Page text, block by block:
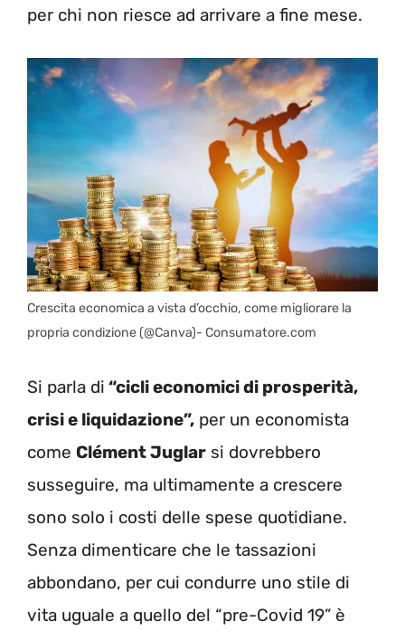
per chi non riesce ad arrivare a fine mese.
Crescita economica a vista d’occhio, come migliorare la
propria condizione (@Canva)- Consumatore.com
Si parla di “cicli economici di prosperità,
crisi e liquidazione”, per un economista
come Clément Juglar si dovrebbero
susseguire, ma ultimamente a crescere
sono solo i costi delle spese quotidiane.
Senza dimenticare che le tassazioni
abbondano, per cui condurre uno stile di
vita uguale a quello del “pre-Covid 19” è